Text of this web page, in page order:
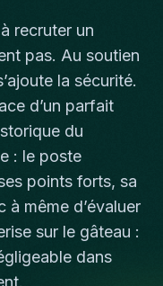
recruter un
pas. Au soutien
la sécurité.
d’un parfait
du
: le poste
points forts, sa
même d’évaluer
sur le gâteau :
dans